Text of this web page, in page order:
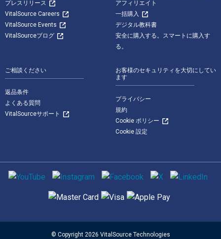
プレスリリース
VitalSource Careers
VitalSource Events
VitalSourceブログ
アフィリエイト
一括購入
デジタル教科書
安全に購入する。スマートに購入す
る。
ご相談ください
返品条件
よくある質問
VitalSourceサポート
お客様のセキュリティを大切にしてい
ます
プライバシー
規約
Cookie ポリシー
Cookie 設定
ソーシャルメディア
サポートされている支払い方法
© Copyright 2026 VitalSource Technologies